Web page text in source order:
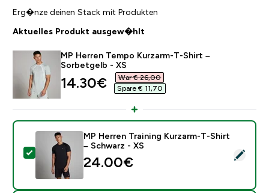
Erg�nze deinen Stack mit Produkten
Aktuelles Produkt ausgew�hlt
MP Herren Tempo Kurzarm-T-Shirt –
Sorbetgelb - XS
discounted price
14.30€‎
War € 26,00‎
Spare € 11,70‎
Dieses Produkt ausw�hlen - MP Herren Training
MP Herren Training Kurzarm-T-Shirt
– Schwarz - XS
24.00€‎